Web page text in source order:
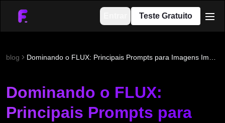
Teste Gratuito
blog
Dominando o FLUX:
Principais Prompts para